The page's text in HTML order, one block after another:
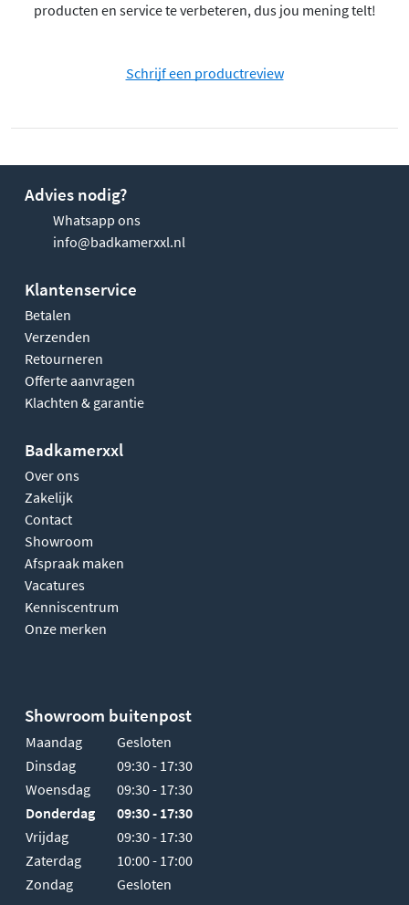
producten en service te verbeteren, dus jou mening telt!
Schrijf een productreview
Advies nodig?
Whatsapp ons
info@badkamerxxl.nl
Klantenservice
Betalen
Verzenden
Retourneren
Offerte aanvragen
Klachten & garantie
Badkamerxxl
Over ons
Zakelijk
Contact
Showroom
Afspraak maken
Vacatures
Kenniscentrum
Onze merken
Showroom buitenpost
Maandag
Gesloten
Dinsdag
09:30 - 17:30
Woensdag
09:30 - 17:30
Donderdag
09:30 - 17:30
Vrijdag
09:30 - 17:30
Zaterdag
10:00 - 17:00
Zondag
Gesloten